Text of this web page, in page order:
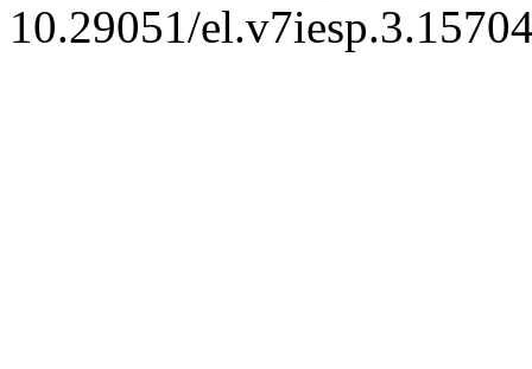
10.29051/